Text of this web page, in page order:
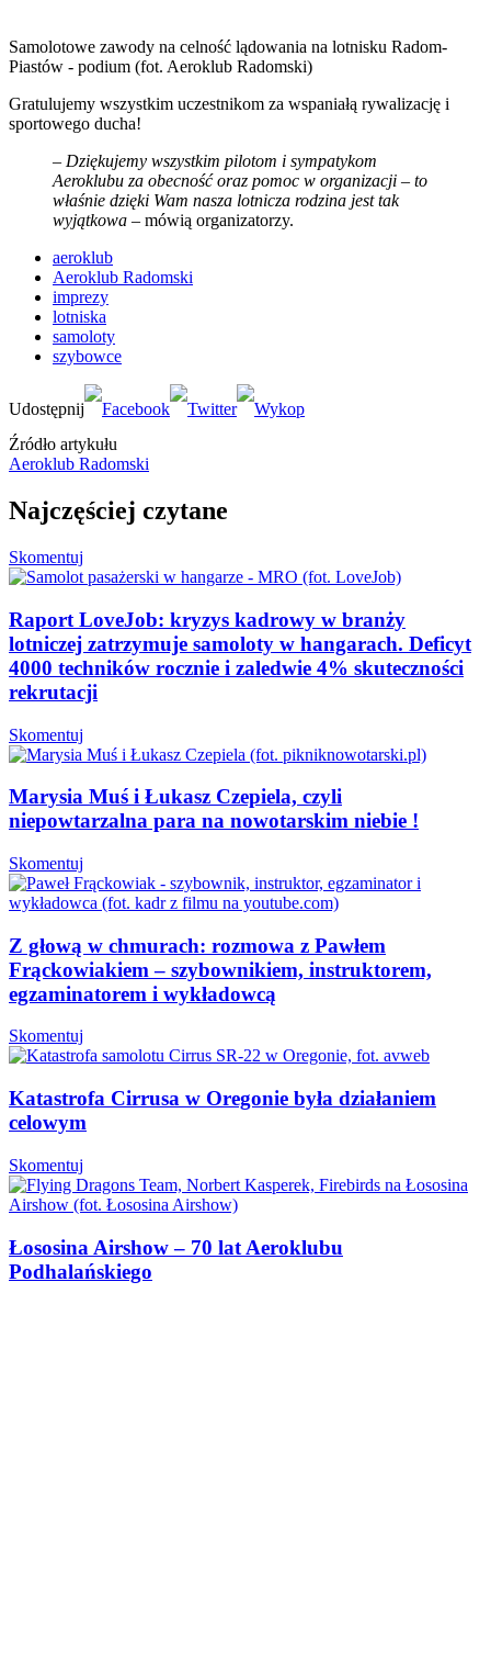
Samolotowe zawody na celność lądowania na lotnisku Radom-
Piastów - podium (fot. Aeroklub Radomski)
Gratulujemy wszystkim uczestnikom za wspaniałą rywalizację i
sportowego ducha!
– Dziękujemy wszystkim pilotom i sympatykom
Aeroklubu za obecność oraz pomoc w organizacji – to
właśnie dzięki Wam nasza lotnicza rodzina jest tak
wyjątkowa – mówią organizatorzy.
aeroklub
Aeroklub Radomski
imprezy
lotniska
samoloty
szybowce
Źródło artykułu
Aeroklub Radomski
Najczęściej czytane
Skomentuj
Raport LoveJob: kryzys kadrowy w branży
lotniczej zatrzymuje samoloty w hangarach. Deficyt
4000 techników rocznie i zaledwie 4% skuteczności
rekrutacji
Skomentuj
Marysia Muś i Łukasz Czepiela, czyli
niepowtarzalna para na nowotarskim niebie !
Skomentuj
Z głową w chmurach: rozmowa z Pawłem
Frąckowiakiem – szybownikiem, instruktorem,
egzaminatorem i wykładowcą
Skomentuj
Katastrofa Cirrusa w Oregonie była działaniem
celowym
Skomentuj
Łososina Airshow – 70 lat Aeroklubu
Podhalańskiego